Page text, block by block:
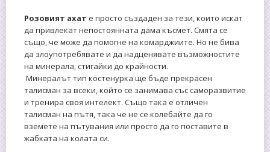
Розовият ахат е просто създаден за тези, които искат
да привлекат непостоянната дама късмет. Смята се
също, че може да помогне на комарджиите. Но не бива
да злоупотребявате и да надценявате възможностите
на минерала, стигайки до крайности.
Минералът тип костенурка ще бъде прекрасен
талисман за всеки, който се занимава със саморазвитие
и тренира своя интелект. Също така е отличен
талисман на пътя, така че не се колебайте да го
вземете на пътувания или просто да го поставите в
жабката на колата си.